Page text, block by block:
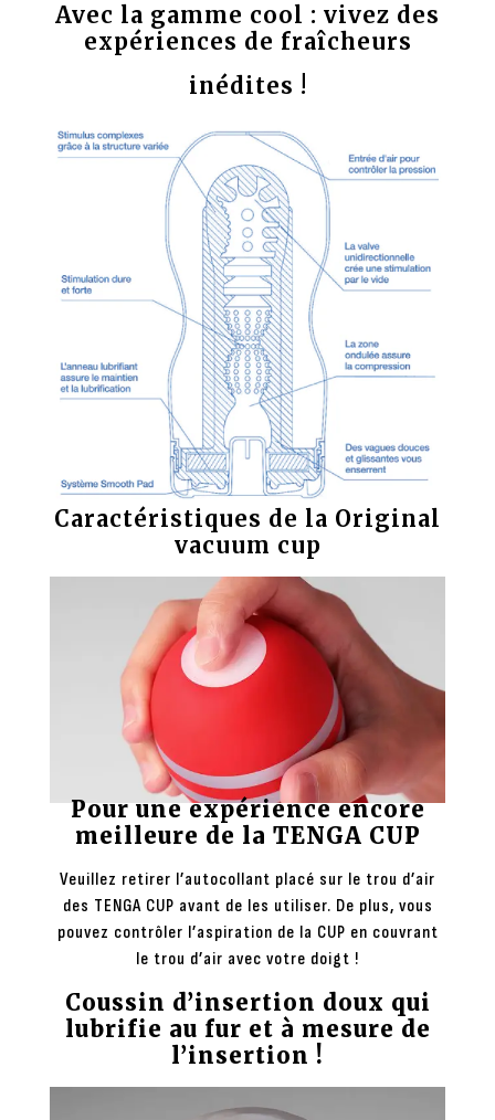
Avec la gamme cool : vivez des
expériences de fraîcheurs
inédites !
Caractéristiques de la Original
vacuum cup
Pour une expérience encore
meilleure de la TENGA CUP
Veuillez retirer l’autocollant placé sur le trou d’air
des TENGA CUP avant de les utiliser. De plus, vous
pouvez contrôler l’aspiration de la CUP en couvrant
le trou d’air avec votre doigt !
Coussin d’insertion doux qui
lubrifie au fur et à mesure de
l’insertion !